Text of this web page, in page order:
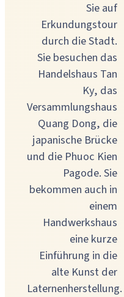
Sie auf
Erkundungstour
durch die Stadt.
Sie besuchen das
Handelshaus Tan
Ky, das
Versammlungshaus
Quang Dong, die
japanische Brücke
und die Phuoc Kien
Pagode. Sie
bekommen auch in
einem
Handwerkshaus
eine kurze
Einführung in die
alte Kunst der
Laternenherstellung.